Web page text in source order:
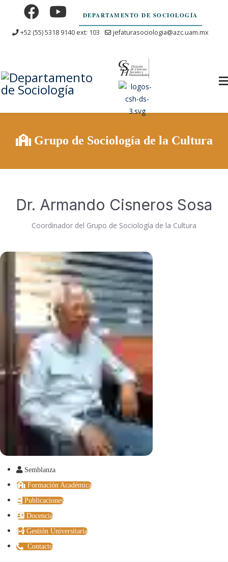
DEPARTAMENTO DE SOCIOLOGÍA
+52 (55) 5318 9140 ext: 103
jefaturasociologia@azc.uam.mx
Grupo de Sociología de la Cultura
Dr. Armando Cisneros Sosa
Coordinador del Grupo de Sociología de la Cultura
Semblanza
Formación Académica
Publicaciones
Docencia
Gestión Universitaria
Contacto